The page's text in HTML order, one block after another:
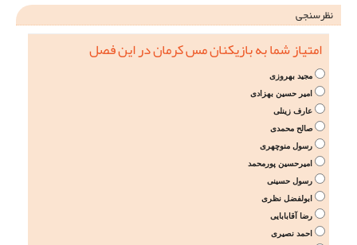
نظرسنجی
امتیاز شما به بازیکنان مس کرمان در این فصل
مجید بهروزی
امیر حسین بهزادی
عارف زینلی
صالح محمدی
رسول منوچهری
امیرحسین پورمحمد
رسول حسینی
ابولفضل نظری
رضا آقابابایی
احمد نصیری